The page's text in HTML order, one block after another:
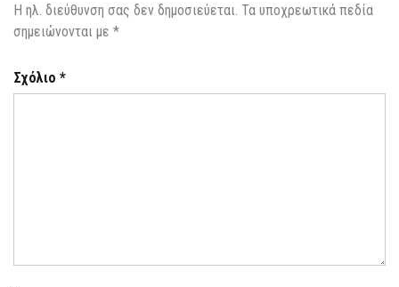
Η ηλ. διεύθυνση σας δεν δημοσιεύεται. Τα υποχρεωτικά πεδία
σημειώνονται με *
Σχόλιο *